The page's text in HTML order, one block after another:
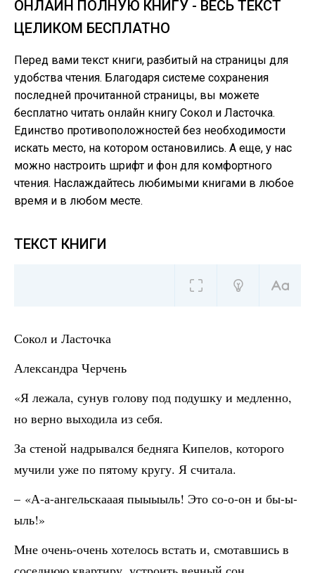
ОНЛАЙН ПОЛНУЮ КНИГУ - ВЕСЬ ТЕКСТ
ЦЕЛИКОМ БЕСПЛАТНО
Перед вами текст книги, разбитый на страницы для
удобства чтения. Благодаря системе сохранения
последней прочитанной страницы, вы можете
бесплатно читать онлайн книгу Сокол и Ласточка.
Единство противоположностей без необходимости
искать место, на котором остановились. А еще, у нас
можно настроить шрифт и фон для комфортного
чтения. Наслаждайтесь любимыми книгами в любое
время и в любом месте.
ТЕКСТ КНИГИ
Сокол и Ласточка
Александра Черчень
«Я лежала, сунув голову под подушку и медленно,
но верно выходила из себя.
За стеной надрывался бедняга Кипелов, которого
мучили уже по пятому кругу. Я считала.
– «А-а-ангельскааая пыыыыль! Это со-о-он и бы-ы-
ыль!»
Мне очень-очень хотелось встать и, смотавшись в